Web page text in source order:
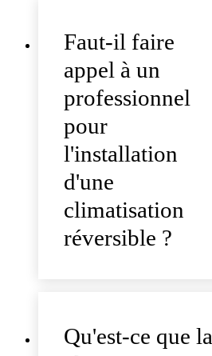
Faut-il faire
appel à un
professionnel
pour
l'installation
d'une
climatisation
réversible ?
Qu'est-ce que la